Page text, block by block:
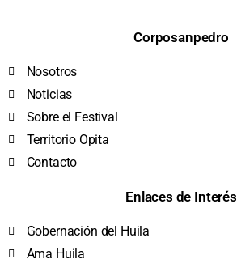
Corposanpedro
Nosotros
Noticias
Sobre el Festival
Territorio Opita
Contacto
Enlaces de Interés
Gobernación del Huila
Ama Huila